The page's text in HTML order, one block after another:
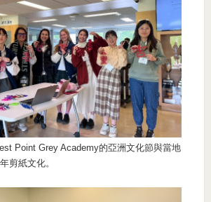
Point Grey Academy的亞洲文化節與當地
剪紙文化。